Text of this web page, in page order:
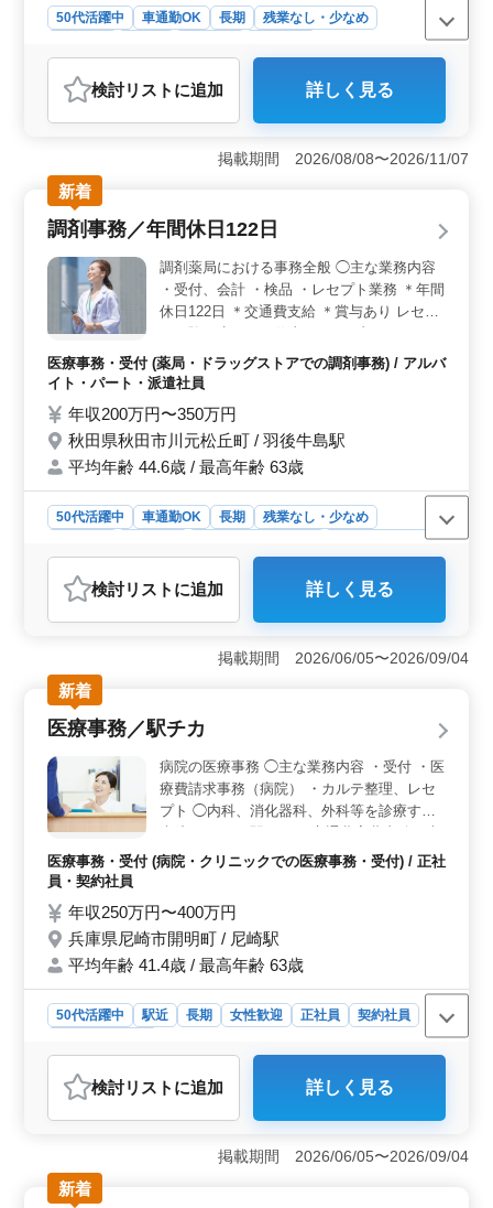
50代活躍中 車通勤OK 長期
残業なし・少なめ
医療事務・受付
おすすめポイント
＜ベテラン経験者歓迎の医療事務ポジション＞ この求
人は小さな病院での医療事務を募集しており、経験豊富
な方がご活躍いただけます。週3日以上からの柔軟なシフ
トで、正社員・契約社員・アルバイト・パート・派遣社
員の応募が歓迎されています。 ＜お仕事の特徴＞
受付、会計業務、電話対応から各種カルテやレセプト作
成、訪問補助業務まで、多岐にわたる医療事務業務をお
願いしています。月10時間程度の残業が少なめで、プラ
イベートな時間も充実させながら働くことができま
す。 ＜年齢に関係なく活躍の場＞ 50代の方がご活
躍中で、増員のため幅広い年齢層の方を歓迎していま
す。医療事務経験やレセプト経験がある方は特に優遇さ
れます。安定した病院環境で、経験を活かして新たなキ
ャリアを築くチャンスです。
検討リスト に追加 詳しく見る
掲載期間 2026/08/08〜2026/11/07
新着
調剤事務／年間休日122日
調剤薬局における事務全般 ◯主な業務内容
・受付、会計 ・検品 ・レセプト業務 ＊年間
休日122日 ＊交通費支給 ＊賞与あり レセプ
る方でも丁寧にお教えします！
医療事務・受付 (薬局・ドラッグストアでの調剤事務) / アルバ
イト・パート・派遣社員
年収200万円〜350万円
秋田県秋田市川元松丘町 / 羽後牛島駅
平均年齢 44.6歳 / 最高年齢 63歳
50代活躍中 車通勤OK 長期
残業なし・少なめ
医療事務・受付
おすすめポイント
＜年間休日122日で働きやすい＞ 年間休日122日で土日
祝休みのため、予定を立てやすくプライベートも充実で
ながら長く勤務しやすい環境です。 ＜調剤事務経験
を活かせる＞ 受付・会計・検品・レセプト業務など幅
広い業務を担当します。これまでの診療報酬請求経験を
活用でき、ブランクがある方も経験を活かして活躍でき
可能で通いやすく、交通費支給により通勤負担を抑えら
れる環境です。賞与や社会保険など福利厚生も整ってお
り、安心して長く働ける環境です。
検討リスト に追加 詳しく見る
掲載期間 2026/06/05〜2026/09/04
新着
医療事務／駅チカ
病院の医療事務 ◯主な業務内容 ・受付 ・医
療費請求事務（病院） ・カルテ整理、レセ
プト ◯内科、消化器科、外科等を診療する
病院です。 ＊駅チカ ＊交通費実費支給（上
限なし） ＊賞与あり これまで積み上げた力
医療事務・受付 (病院・クリニックでの医療事務・受付) / 正社
員・契約社員
年収250万円〜400万円
兵庫県尼崎市開明町 / 尼崎駅
平均年齢 41.4歳 / 最高年齢 63歳
50代活躍中 駅近 長期 女性歓迎 正社員
契約社員
おすすめポイント
＜休日充実で無理なく勤務＞ 駅チカで通いやすく、年
間休日122日・土日祝休みの環境が魅力です。年末年始休
め、長く続けやすい職場です。 ＜調剤経験を活かせ
る＞ 受付や会計、検品、レセプト業務など調剤薬局事
検討リスト に追加 詳しく見る
掲載期間 2026/06/05〜2026/09/04
新着